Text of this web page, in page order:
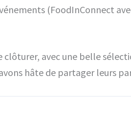
(FoodInConnect
clôturer, avec une belle
hâte de partager leurs